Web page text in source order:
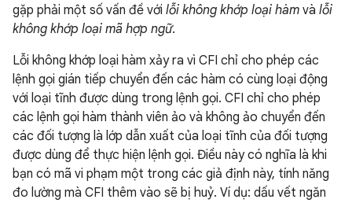
gặp phải một số vấn đề với lỗi không khớp loại hàm và lỗi
không khớp loại mã hợp ngữ.
Lỗi không khớp loại hàm xảy ra vì CFI chỉ cho phép các
lệnh gọi gián tiếp chuyển đến các hàm có cùng loại động
với loại tĩnh được dùng trong lệnh gọi. CFI chỉ cho phép
các lệnh gọi hàm thành viên ảo và không ảo chuyển đến
các đối tượng là lớp dẫn xuất của loại tĩnh của đối tượng
được dùng để thực hiện lệnh gọi. Điều này có nghĩa là khi
bạn có mã vi phạm một trong các giả định này, tính năng
đo lường mà CFI thêm vào sẽ bị huỷ. Ví dụ: dấu vết ngăn